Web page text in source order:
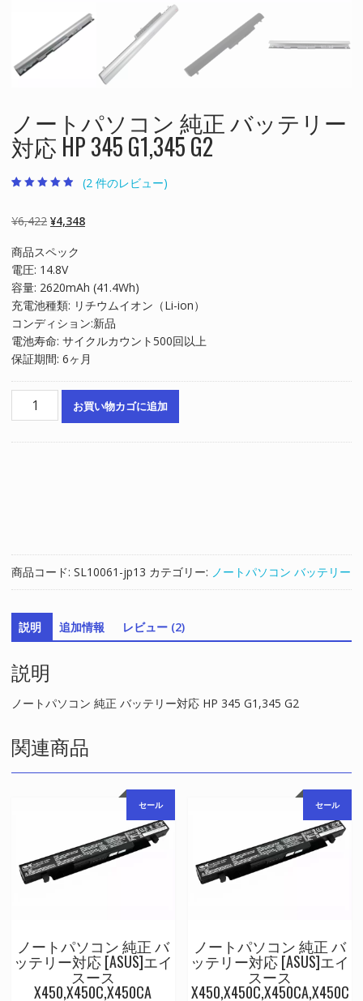
ノートパソコン 純正 バッテリー
対応 HP 345 G1,345 G2
段階評価のう
ち、4.50 点
(2 件のレビュー)
¥6,422 元
価
格
は
¥6,422
で
し
た。
¥4,348現
格
は
¥4,348
で
す。
商品スペック
電圧: 14.8V
容量: 2620mAh (41.4Wh)
充電池種類: リチウムイオン（Li-ion）
コンディション:新品
電池寿命: サイクルカウント500回以上
保証期間: 6ヶ月
バ
ッ
テ
リ
ー
応
HP
345
G2
個
お買い物カゴに追加
商品コード: SL10061-jp13 カテゴリー: ノートパソコン バッテリー
説明 追加情報 レビュー (2)
説明
ノートパソコン 純正 バッテリー対応 HP 345 G1,345 G2
関連商品
セール
ノートパソコン 純正 バ
ッテリー対応 [ASUS]エイ
スース
X450,X450C,X450CA
セール
ノートパソコン 純正 バ
ッテリー対応 [ASUS]エイ
スース
X450,X450C,X450CA,X450C